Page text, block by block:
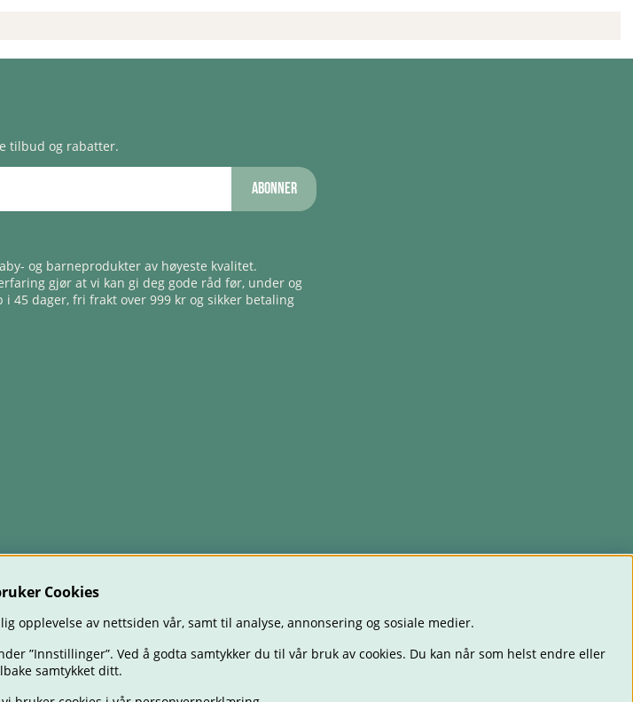
tilbud og rabatter.
Abonner
og barneprodukter av høyeste kvalitet.
gjør at vi kan gi deg gode råd før, under og
45 dager, fri frakt over 999 kr og sikker betaling
Cookies
opplevelse av nettsiden vår, samt til analyse, annonsering og sosiale medier.
”Innstillinger”. Ved å godta samtykker du til vår bruk av cookies. Du kan når som helst endre eller
samtykket ditt.